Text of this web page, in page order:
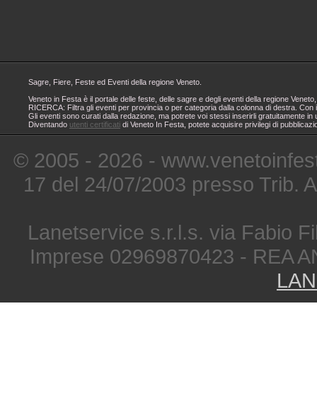
Sagre, Fiere, Feste ed Eventi della regione Veneto.
Veneto in Festa è il portale delle feste, delle sagre e degli eventi della regione
RICERCA: Filtra gli eventi per provincia o per categoria dalla colonna di destra.
Gli eventi sono curati dalla redazione, ma potrete voi stessi inserirli gratuitamente
Diventando utenti certificati di Veneto In Festa, potete acquisire privilegi di
© 2005 - 2026 -
17 del 24/07/2003 presso Trib.
Lanetservice s.r.l.s. via Fabio
Imprese 02969870423 - REA